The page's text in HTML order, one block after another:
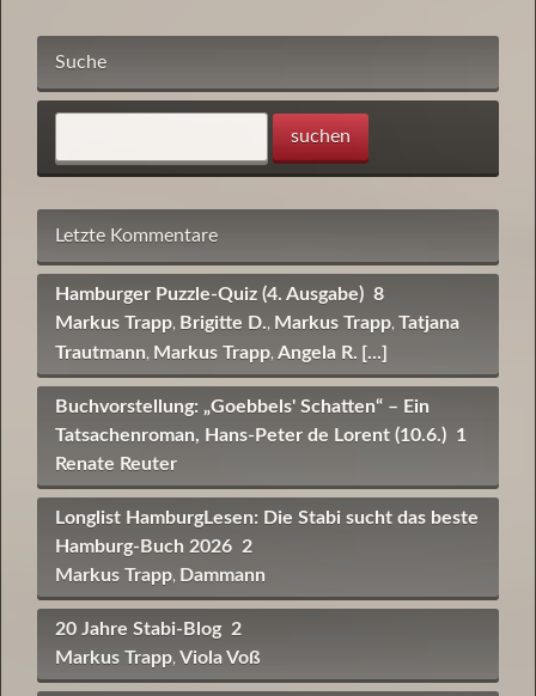
Suche
Letzte Kommentare
Hamburger Puzzle-Quiz (4. Ausgabe) 8
Markus Trapp, Brigitte D., Markus Trapp, Tatjana
Trautmann, Markus Trapp, Angela R. [...]
Buchvorstellung: „Goebbels' Schatten“ – Ein
Tatsachenroman, Hans-Peter de Lorent (10.6.) 1
Renate Reuter
Longlist HamburgLesen: Die Stabi sucht das beste
Hamburg-Buch 2026 2
Markus Trapp, Dammann
20 Jahre Stabi-Blog 2
Markus Trapp, Viola Voß